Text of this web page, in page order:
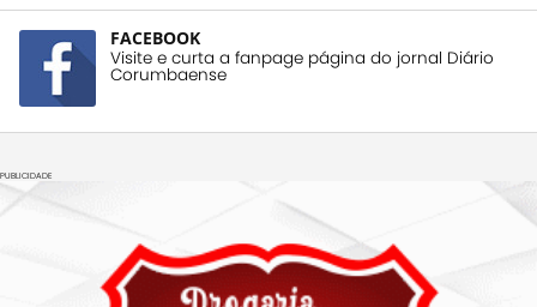
FACEBOOK
Visite e curta a fanpage página do jornal Diário
Corumbaense
PUBLICIDADE